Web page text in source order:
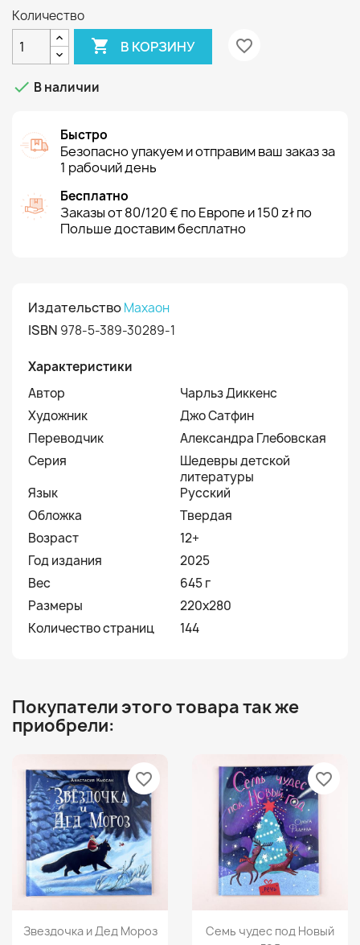
Количество
 В КОРЗИНУ favorite_border
 В наличии
Быстро
Безопасно упакуем и отправим ваш заказ за
1 рабочий день
Бесплатно
Заказы от 80/120 € по Европе и 150 zł по
Польше доставим бесплатно
ИздательствоМахаон
ISBN 978-5-389-30289-1
Характеристики
Автор
Чарльз Диккенс
Художник
Джо Сатфин
Переводчик
Александра Глебовская
Серия
Шедевры детской
литературы
Язык
Русский
Обложка
Твердая
Возраст
12+
Год издания
2025
Вес
645 г
Размеры
220х280
Количество страниц
144
Покупатели этого товара так же
приобрели:
Просмотр
Звездочка и Дед Мороз
favorite_border
Просмотр
Семь чудес под Новый
favorite_border